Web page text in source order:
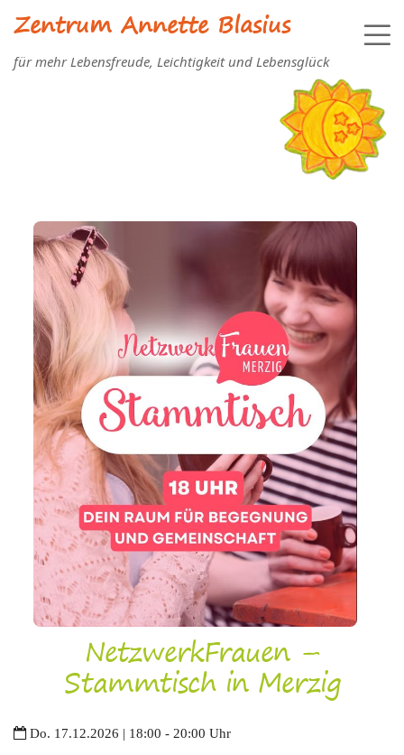
Zentrum Annette Blasius
für mehr Lebensfreude, Leichtigkeit und Lebensglück
NetzwerkFrauen –
Stammtisch in Merzig
Do. 17.12.2026 | 18:00 - 20:00 Uhr